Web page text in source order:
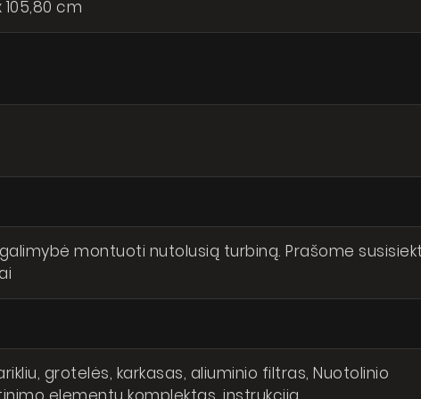
cm
montuoti nutolusią turbiną. Prašome
grotelės, karkasas, aliuminio filtras, Nuotolinio